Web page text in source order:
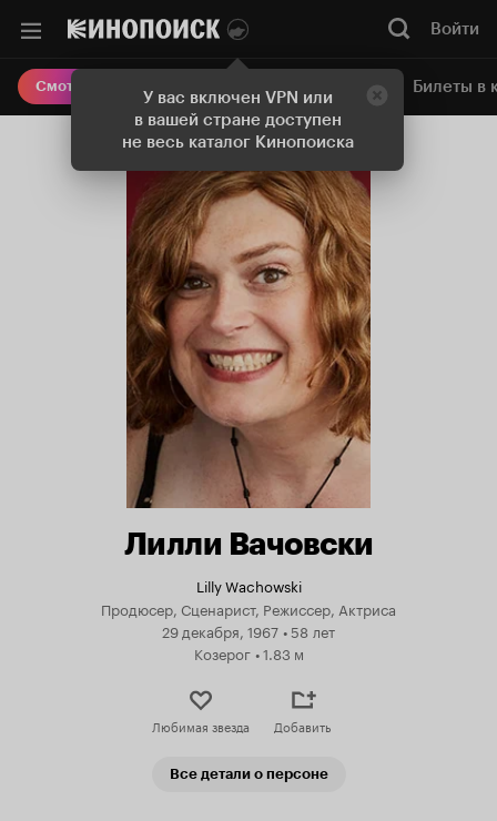
У вас включен VPN или
в вашей стране доступен
не весь каталог Кинопоиска
Войти
Смотреть кино Онлайн-кинотеатр Билеты в
Лилли Вачовски
Lilly Wachowski
Продюсер, Сценарист, Режиссер, Актриса
29 декабря, 1967 •58 лет
Козерог •1.83 м
Любимая звезда Добавить
Все детали о персоне